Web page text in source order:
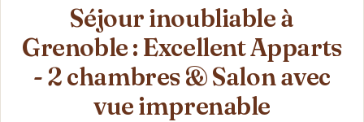
Séjour inoubliable à
Grenoble : Excellent Apparts
- 2 chambres & Salon avec
vue imprenable